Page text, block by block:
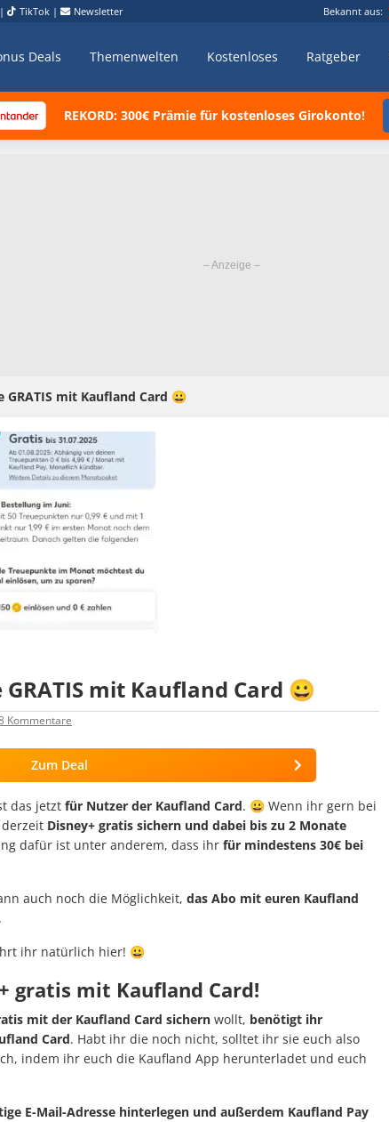
| TikTok | Newsletter Bekannt aus:
Deals Themenwelten Kostenloses Ratgeber
REKORD: 300€ Prämie für kostenloses Girokonto!
GRATIS mit Kaufland Card 😀
mit Kaufland Card 😀
Kommentare
Zum Deal
das jetzt für Nutzer der Kaufland Card. 😀 Wenn ihr gern bei
Disney+ gratis sichern und dabei bis zu 2 Monate
dafür ist unter anderem, dass ihr für mindestens 30€ bei
auch noch die Möglichkeit, das Abo mit euren Kaufland
.
ihr natürlich hier! 😀
gratis mit Kaufland Card!
mit der Kaufland Card sichern wollt, benötigt ihr
Card. Habt ihr die noch nicht, solltet ihr sie euch also
indem ihr euch die Kaufland App herunterladet und euch
E-Mail-Adresse hinterlegen und außerdem Kaufland Pay